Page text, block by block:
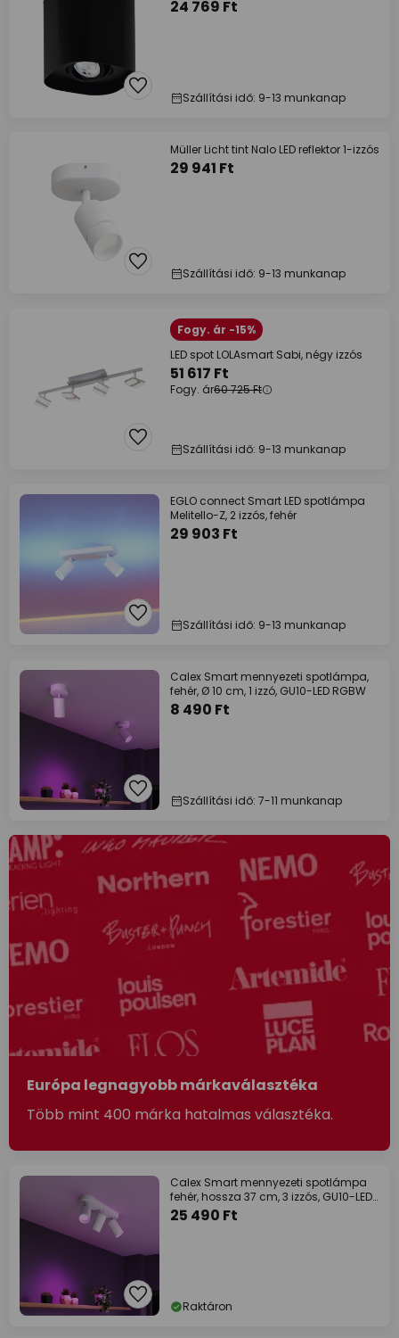
24 769 Ft
Szállítási idő: 9-13 munkanap
Müller Licht tint Nalo LED reflektor 1-izzós
29 941 Ft
Szállítási idő: 9-13 munkanap
Fogy. ár -15%
LED spot LOLAsmart Sabi, négy izzós
51 617 Ft
Fogy. ár60 725 Ft
Szállítási idő: 9-13 munkanap
EGLO connect Smart LED spotlámpa
Melitello-Z, 2 izzós, fehér
29 903 Ft
Szállítási idő: 9-13 munkanap
Calex Smart mennyezeti spotlámpa,
fehér, Ø 10 cm, 1 izzó, GU10-LED RGBW
8 490 Ft
Szállítási idő: 7-11 munkanap
Európa legnagyobb márkaválasztéka
Több mint 400 márka hatalmas választéka.
Calex Smart mennyezeti spotlámpa
fehér, hossza 37 cm, 3 izzós, GU10-LED
RGBW
25 490 Ft
Raktáron